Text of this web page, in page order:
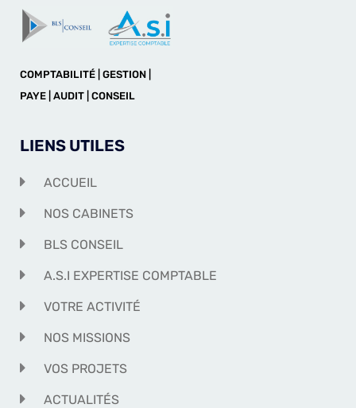
COMPTABILITÉ | GESTION |
PAYE | AUDIT | CONSEIL
LIENS UTILES
ACCUEIL
NOS CABINETS
BLS CONSEIL
A.S.I EXPERTISE COMPTABLE
VOTRE ACTIVITÉ
NOS MISSIONS
VOS PROJETS
ACTUALITÉS